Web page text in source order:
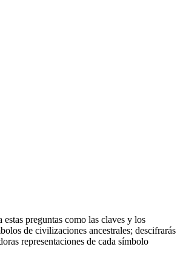
preguntas como las claves y los
de civilizaciones ancestrales; descifrarás
representaciones de cada símbolo